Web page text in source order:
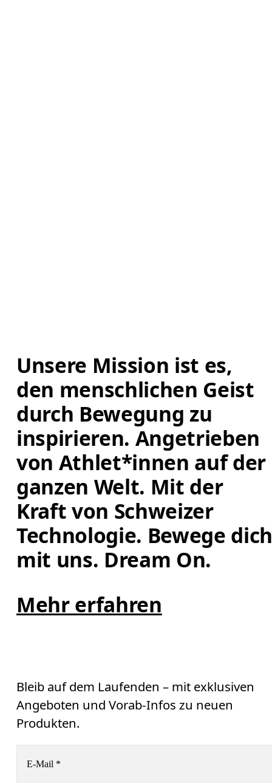
Unsere Mission ist es,
den menschlichen Geist
durch Bewegung zu
inspirieren. Angetrieben
von Athlet*innen auf der
ganzen Welt. Mit der
Kraft von Schweizer
Technologie. Bewege
mit uns. Dream On.
Mehr erfahren
Bleib auf dem Laufenden – mit exklusiven
Angeboten und Vorab-Infos zu neuen
Produkten.
E-Mail *